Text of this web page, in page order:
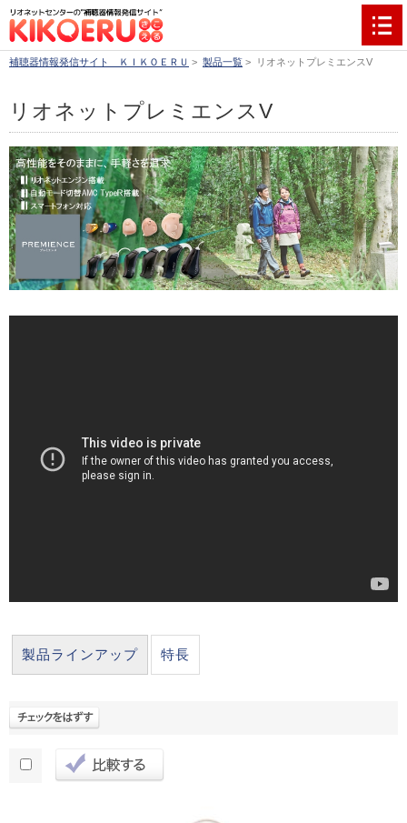
補聴器情報発信サイト ＫＩＫＯＥＲＵ > 製品一覧 > リオネットプレミエンスV
リオネットプレミエンスV
製品ラインアップ 特長